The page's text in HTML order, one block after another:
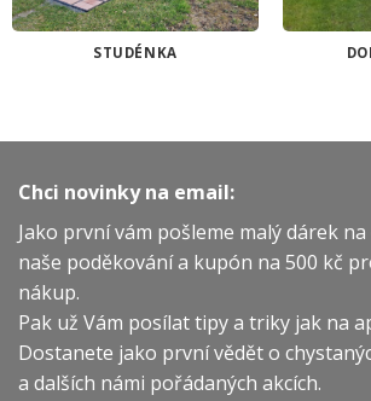
STUDÉNKA
Chci novinky na email:
Jako první vám pošleme malý dárek
naše poděkování a kupón na 500 kč
nákup.
Pak už Vám posílat tipy a triky jak na
Dostanete jako první vědět o
a dalších námi pořádaných akcích.